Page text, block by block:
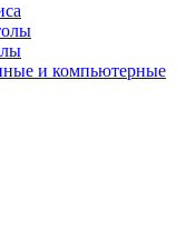
и компьютерные